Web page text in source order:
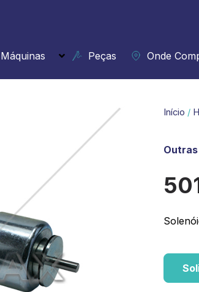
Máquinas Peças Onde
Início /